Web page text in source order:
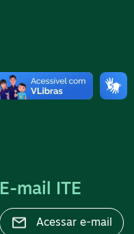
E-mail ITE
Acessar e-mail